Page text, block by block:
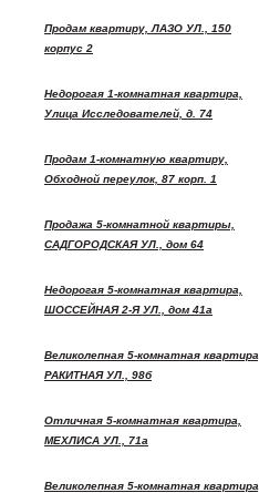
Продам квартиру, ЛАЗО УЛ., 150
корпус 2
Недорогая 1-комнатная квартира,
Улица Исследователей, д. 74
Продам 1-комнатную квартиру,
Обходной переулок, 87 корп. 1
Продажа 5-комнатной квартиры,
САДГОРОДСКАЯ УЛ., дом 64
Недорогая 5-комнатная квартира,
ШОССЕЙНАЯ 2-Я УЛ., дом 41а
Великолепная 5-комнатная квартира,
РАКИТНАЯ УЛ., 98б
Отличная 5-комнатная квартира,
МЕХЛИСА УЛ., 71а
Великолепная 5-комнатная квартира,